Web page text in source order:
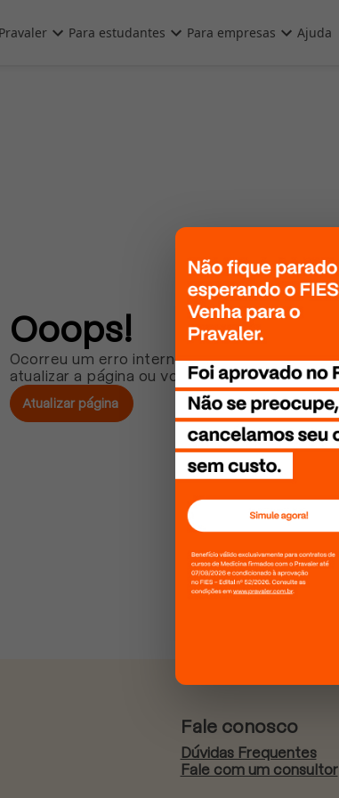
Para estudantes Para empresas Ajuda
Ooops!
Ocorreu um erro interno. Por favor, tente
atualizar a página ou volte mais tarde!
Atualizar página
Fale conosco
Dúvidas Frequentes
Fale com um consultor